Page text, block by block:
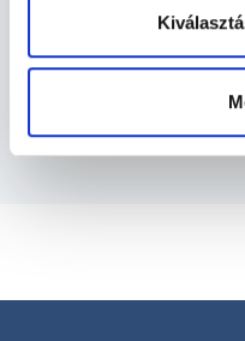
Szolgáltatások
Budapesti és vidéki